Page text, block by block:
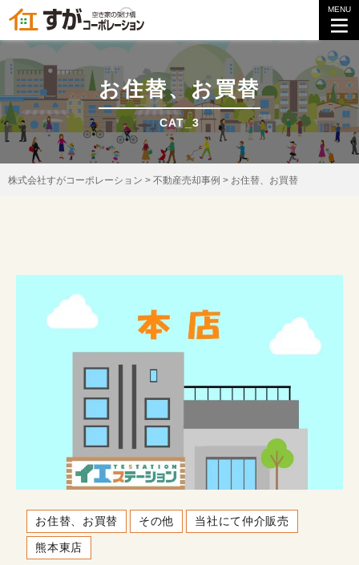
MENU
お住替、お買替
CAT_3
株式会社すがコーポレーション > 不動産売却事例 > お住替、お買替
お住替、お買替 その他 当社にて仲介販売
熊本東店